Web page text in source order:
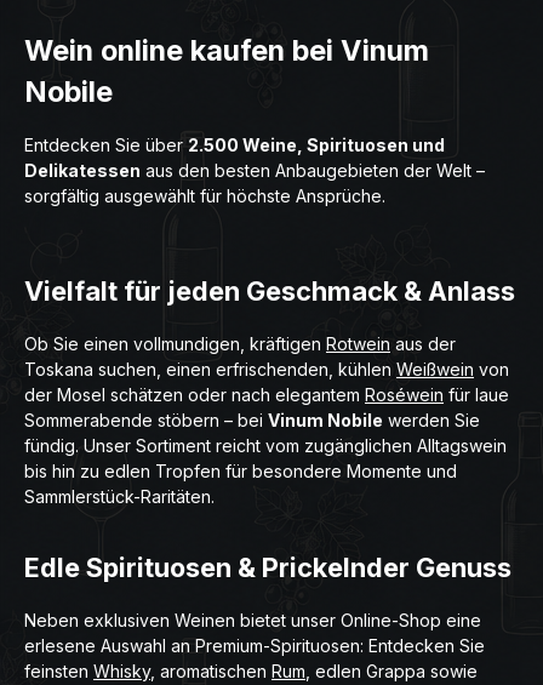
Wein online kaufen bei Vinum
Nobile
Entdecken Sie über 2.500 Weine, Spirituosen und
Delikatessen aus den besten Anbaugebieten der Welt –
sorgfältig ausgewählt für höchste Ansprüche.
Vielfalt für jeden Geschmack & Anlass
Ob Sie einen vollmundigen, kräftigen Rotwein aus der
Toskana suchen, einen erfrischenden, kühlen Weißwein von
der Mosel schätzen oder nach elegantem Roséwein für laue
Sommerabende stöbern – bei Vinum Nobile werden Sie
fündig. Unser Sortiment reicht vom zugänglichen Alltagswein
bis hin zu edlen Tropfen für besondere Momente und
Sammlerstück-Raritäten.
Edle Spirituosen & Prickelnder Genuss
Neben exklusiven Weinen bietet unser Online-Shop eine
erlesene Auswahl an Premium-Spirituosen: Entdecken Sie
feinsten Whisky, aromatischen Rum , edlen Grappa sowie